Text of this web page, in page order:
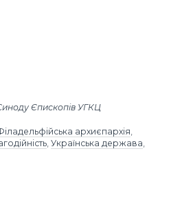
Єпископів УГКЦ
архиєпархія
Українська держава